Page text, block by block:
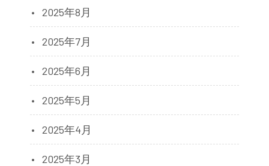
2025年8月
2025年7月
2025年6月
2025年5月
2025年4月
2025年3月